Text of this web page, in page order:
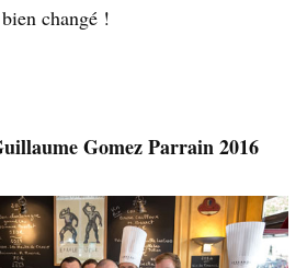
changé !
Gomez Parrain 2016